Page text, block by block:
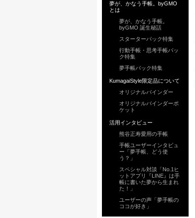
夢が、かなう手帳。byGMO
とは
夢が、かなう手帳。
byGMO 誕生秘話
スターターパック特集
行動手帳・思考手帳パッ
ク特集
夢手帳パック特集
KumagaiStyle限定品について
オリジナルバインダー
オリジナルバインダーポ
ケット
活用インタビュー
熊谷正寿愛用の手帳
手帳ユーザーインタビュ
ー「夢手帳、どう使
う？」
スペシャル対談「No.1ヒ
ットアプリ『LINE』は手
帳に書いた夢から生まれ
た！」
ユーザーの声「夢手帳の
ココが好き」